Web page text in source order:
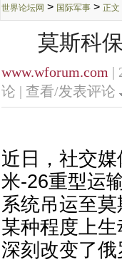
世界论坛网 > 国际军事 > 正文
莫斯科
www.wforum.com |
论 | 查看/发表评论
近日，社交
米-26重型运
系统吊运至
某种程度上
深刻改变了